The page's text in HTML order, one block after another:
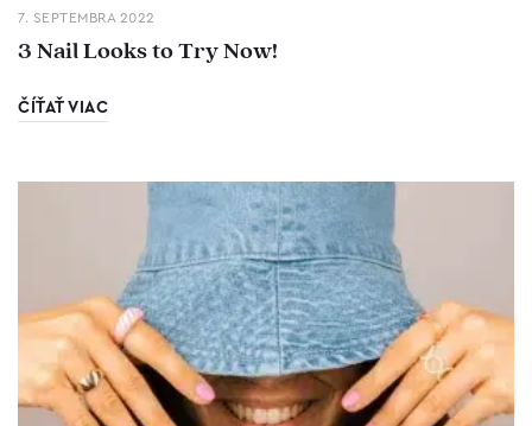
7. SEPTEMBRA 2022
3 Nail Looks to Try Now!
ČÍŤAŤ VIAC